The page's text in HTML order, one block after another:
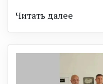
Читать далее